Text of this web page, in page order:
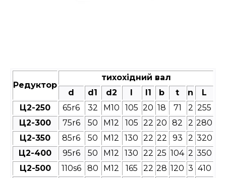
Редуктор
тихохідний вал
d
d1 d2 l1 b t n
L
Ц2-250
65r6 32 М10 105 20 18 71 2 255
Ц2-300
75r6 50 М12 105 22 20 82 2 280
Ц2-350
85r6 50 М12 130 22 22 93 2 320
Ц2-400
95r6 50 М12 130 22 25 104 2 350
Ц2-500
110s6 80 М12 165 22 28 120 3 410